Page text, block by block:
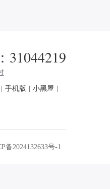
31044219
手机版 小黑屋
备2024132633号-1